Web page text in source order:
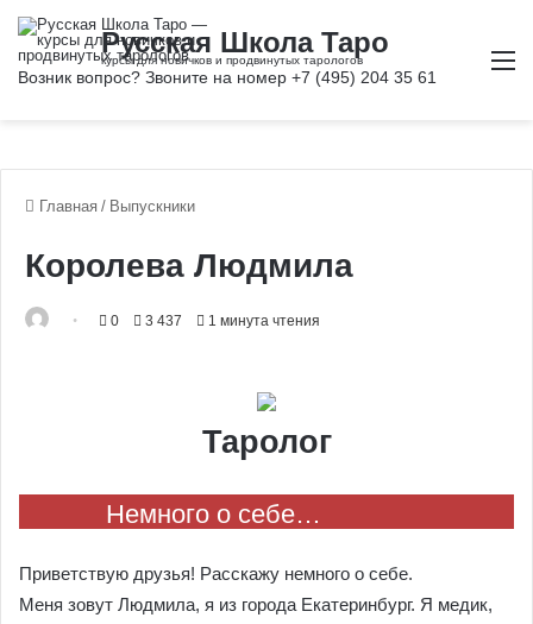
Главная / Выпускники
Королева Людмила
0 3 437 1 минута чтения
Таролог
Немного о себе…
Приветствую друзья! Расскажу немного о себе.
Меня зовут Людмила, я из города Екатеринбург. Я медик,